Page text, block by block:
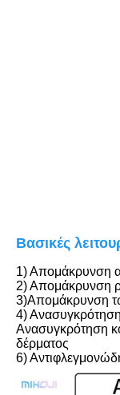
Βασικές
1) Απομάκρυνση
2) Απομάκρυνση
3)Απομάκρυνση
4)
Ανασυγκρότηση
δέρματος
6)